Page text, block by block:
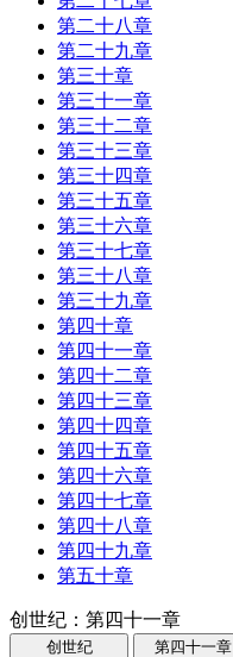
第二十八章
第二十九章
第三十章
第三十一章
第三十二章
第三十三章
第三十四章
第三十五章
第三十六章
第三十七章
第三十八章
第三十九章
第四十章
第四十一章
第四十二章
第四十三章
第四十四章
第四十五章
第四十六章
第四十七章
第四十八章
第四十九章
第五十章
创世纪：第四十一章
创世纪 第四十一章